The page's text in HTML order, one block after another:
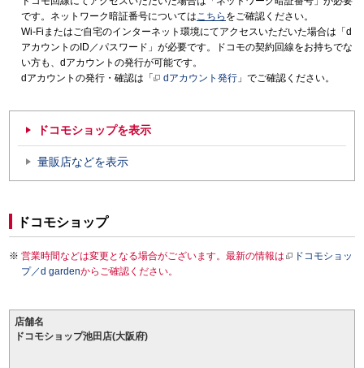
です。ネットワーク暗証番号についてはこちら をご確認ください。
Wi-Fiまたはご自宅のインターネット環境にてアクセスいただいた場合は「d
アカウントのID／パスワード」が必要です。ドコモの契約回線をお持ちでな
い方も、dアカウントの発行が可能です。
dアカウントの発行・確認は「
dアカウント発行 」でご確認ください。
ドコモショップを表示
量販店などを表示
ドコモショップ
営業時間などは変更となる場合がございます。最新の情報は
ドコモショッ
プ／d gardenからご確認ください。
店舗名
ドコモショップ池田店(大阪府)